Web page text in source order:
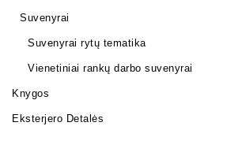
Suvenyrai
Suvenyrai rytų tematika
Vienetiniai rankų darbo suvenyrai
Knygos
Eksterjero Detalės